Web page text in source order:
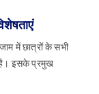
में छात्रों के सभी
है। इसके प्रमुख